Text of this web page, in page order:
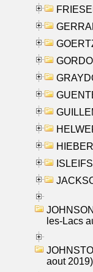
les-Lacs
aout 2019)